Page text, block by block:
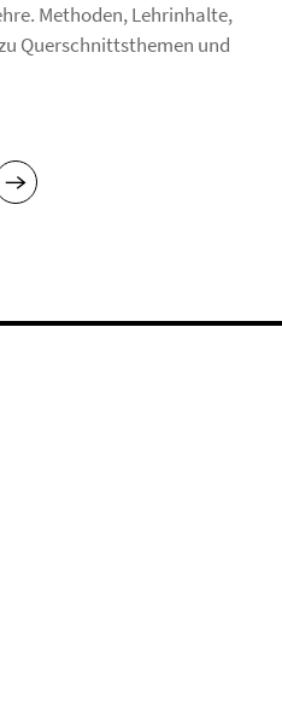
Methoden, Lehrinhalte,
Querschnittsthemen und